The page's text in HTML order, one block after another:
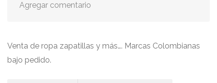
Agregar comentario
Venta de ropa zapatillas y más…. Marcas Colombianas
bajo pedido.